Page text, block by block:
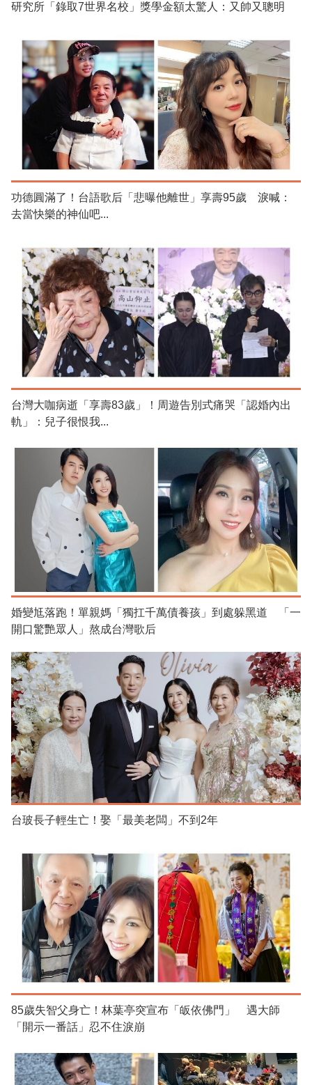
研究所「錄取7世界名校」獎學金額太驚人：又帥又聰明
功德圓滿了！台語歌后「悲曝他離世」享壽95歲 淚喊：
去當快樂的神仙吧...
台灣大咖病逝「享壽83歲」！周遊告別式痛哭「認婚內出
軌」：兒子很恨我...
婚變尪落跑！單親媽「獨扛千萬債養孩」到處躲黑道 「一
開口驚艷眾人」熬成台灣歌后
台玻長子輕生亡！娶「最美老闆」不到2年
85歲失智父身亡！林葉亭突宣布「皈依佛門」 遇大師
「開示一番話」忍不住淚崩